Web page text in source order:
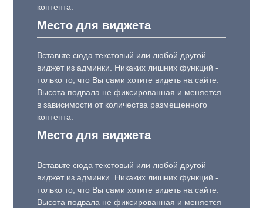
контента.
Место для виджета
Вставьте сюда текстовый или любой другой
виджет из админки. Никаких лишних функций -
только то, что Вы сами хотите видеть на сайте.
Высота подвала не фиксированная и меняется
в зависимости от количества размещенного
контента.
Место для виджета
Вставьте сюда текстовый или любой другой
виджет из админки. Никаких лишних функций -
только то, что Вы сами хотите видеть на сайте.
Высота подвала не фиксированная и меняется